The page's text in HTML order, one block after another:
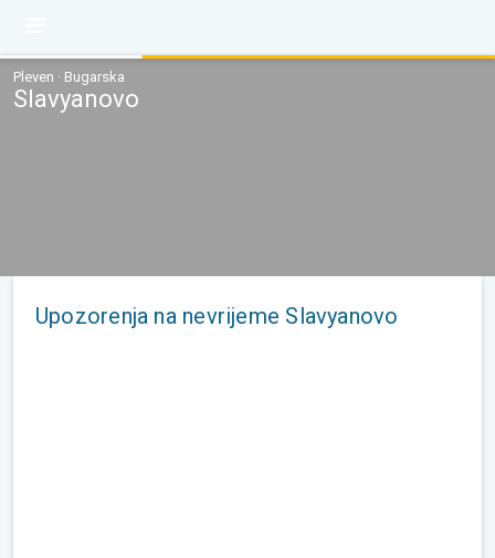
Pleven · Bugarska
Slavyanovo
Upozorenja na nevrijeme Slavyanovo